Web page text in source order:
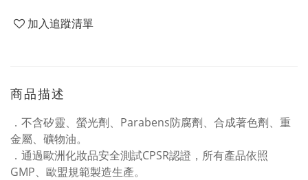
加入追蹤清單
商品描述
．不含矽靈、螢光劑、Parabens防腐劑、合成著色劑、重
金屬、礦物油。
．通過歐洲化妝品安全測試CPSR認證，所有產品依照
GMP、歐盟規範製造生產。